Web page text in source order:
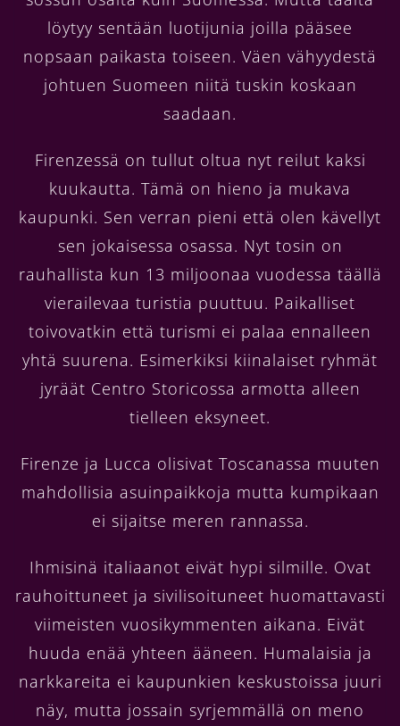
löytyy sentään luotijunia joilla pääsee
nopsaan paikasta toiseen. Väen vähyydestä
johtuen Suomeen niitä tuskin koskaan
saadaan.
Firenzessä on tullut oltua nyt reilut kaksi
kuukautta. Tämä on hieno ja mukava
kaupunki. Sen verran pieni että olen kävellyt
sen jokaisessa osassa. Nyt tosin on
rauhallista kun 13 miljoonaa vuodessa täällä
vierailevaa turistia puuttuu. Paikalliset
toivovatkin että turismi ei palaa ennalleen
yhtä suurena. Esimerkiksi kiinalaiset ryhmät
jyräät Centro Storicossa armotta alleen
tielleen eksyneet.
Firenze ja Lucca olisivat Toscanassa muuten
mahdollisia asuinpaikkoja mutta kumpikaan
ei sijaitse meren rannassa.
Ihmisinä italiaanot eivät hypi silmille. Ovat
rauhoittuneet ja sivilisoituneet huomattavasti
viimeisten vuosikymmenten aikana. Eivät
huuda enää yhteen ääneen. Humalaisia ja
narkkareita ei kaupunkien keskustoissa juuri
näy, mutta jossain syrjemmällä on meno